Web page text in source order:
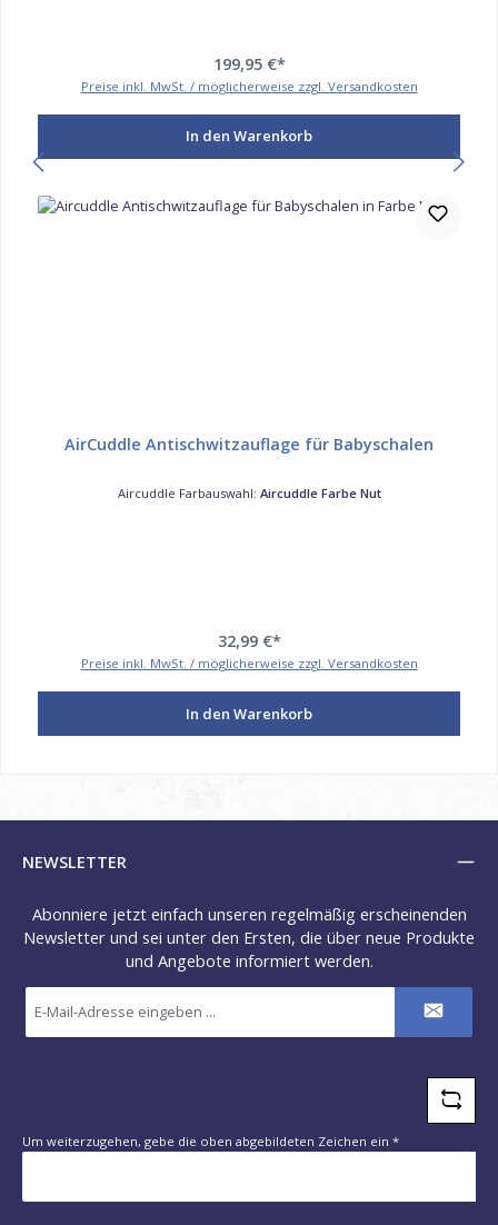
199,95 €*
Preise inkl. MwSt. / möglicherweise zzgl. Versandkosten
In den Warenkorb
AirCuddle Antischwitzauflage für Babyschalen
Aircuddle Farbauswahl: Aircuddle Farbe Nut
32,99 €*
Preise inkl. MwSt. / möglicherweise zzgl. Versandkosten
In den Warenkorb
NEWSLETTER
Abonniere jetzt einfach unseren regelmäßig erscheinenden
Newsletter und sei unter den Ersten, die über neue Produkte
und Angebote informiert werden.
E-
Mail-
Um weiterzugehen, gebe die oben abgebildeten Zeichen ein *